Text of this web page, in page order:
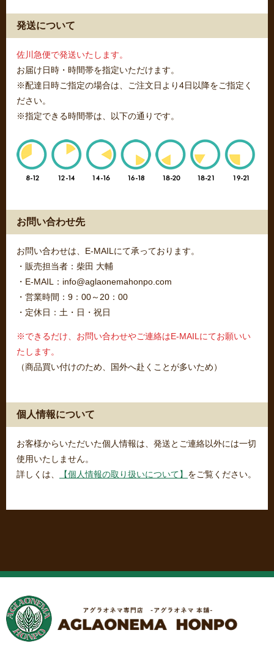
発送について
佐川急便で発送いたします。
お届け日時・時間帯を指定いただけます。
※配達日時ご指定の場合は、ご注文日より4日以降をご指定く
ださい。
※指定できる時間帯は、以下の通りです。
お問い合わせ先
お問い合わせは、E-MAILにて承っております。
・販売担当者：柴田 大輔
・E-MAIL：info@aglaonemahonpo.com
・営業時間：9：00～20：00
・定休日：土・日・祝日
※できるだけ、お問い合わせやご連絡はE-MAILにてお願いい
たします。
（商品買い付けのため、国外へ赴くことが多いため）
個人情報について
お客様からいただいた個人情報は、発送とご連絡以外には一切
使用いたしません。
詳しくは、
【個人情報の取り扱いについて】 をご覧ください。